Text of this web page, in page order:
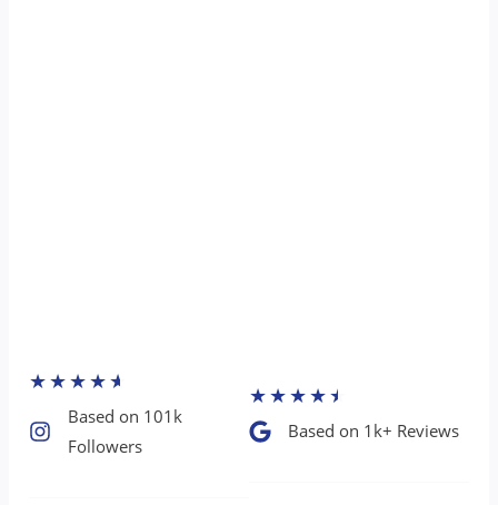
★★★★★
Based on 101k
Followers​
★★★★★
Based on 1k+ Reviews​